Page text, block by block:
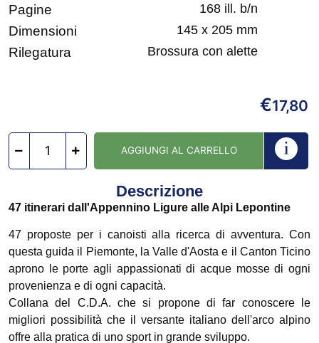
Pagine 168 ill. b/n
Dimensioni 145 x 205 mm
Rilegatura Brossura con alette
€17,80
AGGIUNGI AL CARRELLO
Descrizione
47 itinerari dall'Appennino Ligure alle Alpi Lepontine
47 proposte per i canoisti alla ricerca di avventura. Con
questa guida il Piemonte, la Valle d'Aosta e il Canton Ticino
aprono le porte agli appassionati di acque mosse di ogni
provenienza e di ogni capacità.
Collana del C.D.A. che si propone di far conoscere le
migliori possibilità che il versante italiano dell'arco alpino
offre alla pratica di uno sport in grande sviluppo.